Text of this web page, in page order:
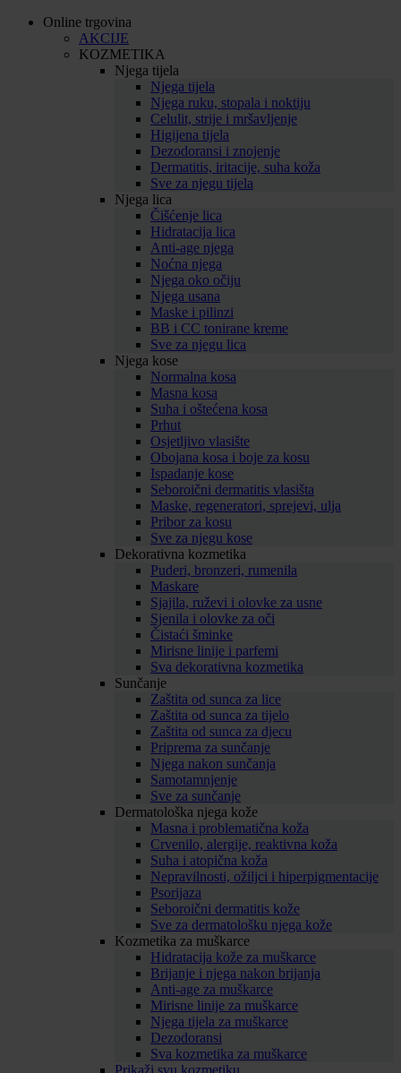
Online trgovina
AKCIJE
KOZMETIKA
Njega tijela
Njega tijela
Njega ruku, stopala i noktiju
Celulit, strije i mršavljenje
Higijena tijela
Dezodoransi i znojenje
Dermatitis, iritacije, suha koža
Sve za njegu tijela
Njega lica
Čišćenje lica
Hidratacija lica
Anti-age njega
Noćna njega
Njega oko očiju
Njega usana
Maske i pilinzi
BB i CC tonirane kreme
Sve za njegu lica
Njega kose
Normalna kosa
Masna kosa
Suha i oštećena kosa
Prhut
Osjetljivo vlasište
Obojana kosa i boje za kosu
Ispadanje kose
Seboroični dermatitis vlasišta
Maske, regeneratori, sprejevi, ulja
Pribor za kosu
Sve za njegu kose
Dekorativna kozmetika
Puderi, bronzeri, rumenila
Maskare
Sjajila, ruževi i olovke za usne
Sjenila i olovke za oči
Čistaći šminke
Mirisne linije i parfemi
Sva dekorativna kozmetika
Sunčanje
Zaštita od sunca za lice
Zaštita od sunca za tijelo
Zaštita od sunca za djecu
Priprema za sunčanje
Njega nakon sunčanja
Samotamnjenje
Sve za sunčanje
Dermatološka njega kože
Masna i problematična koža
Crvenilo, alergije, reaktivna koža
Suha i atopična koža
Nepravilnosti, ožiljci i hiperpigmentacije
Psorijaza
Seboroični dermatitis kože
Sve za dermatološku njega kože
Kozmetika za muškarce
Hidratacija kože za muškarce
Brijanje i njega nakon brijanja
Anti-age za muškarce
Mirisne linije za muškarce
Njega tijela za muškarce
Dezodoransi
Sva kozmetika za muškarce
Prikaži svu kozmetiku